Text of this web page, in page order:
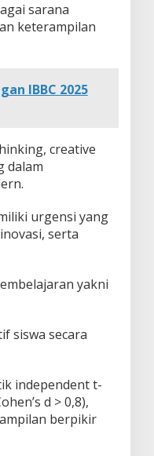
sarana
keterampilan
IBBC 2025
creative
dalam
urgensi yang
serta
yakni
siswa secara
independent t-
d > 0,8),
berpikir